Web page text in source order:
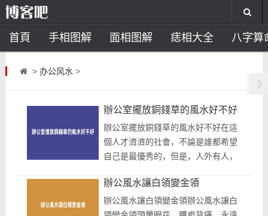
首頁 手相图解 面相图解 痣相大全 八字算
风水开运 助运饰品
> 办公风水 >
辦公室擺放銅錢草的風水好不好
辦公室擺放銅錢草的風水好不好在這
個人才濟濟的社會，不論是誰都希望
自己是最優秀的，但是，人外有人，
並不是所有的人每天都加班加點就可
以...
辦公風水讓白領變金領
辦公風水讓白領變金領辦公風水讓白